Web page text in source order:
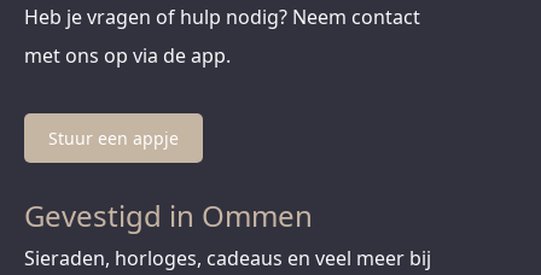
Heb je vragen of hulp nodig? Neem contact
met ons op via de app.
Stuur een appje
Gevestigd in Ommen
Sieraden, horloges, cadeaus en veel meer bij